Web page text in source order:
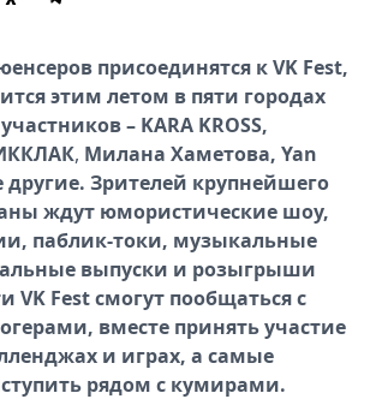
присоединятся к VK Fest,
этим летом в пяти городах
– KARA KROSS,
, Милана Хаметова, Yan
Зрителей крупнейшего
ждут юмористические шоу,
паблик-токи, музыкальные
выпуски и розыгрыши
VK Fest смогут пообщаться с
вместе принять участие
и играх, а самые
рядом с кумирами.